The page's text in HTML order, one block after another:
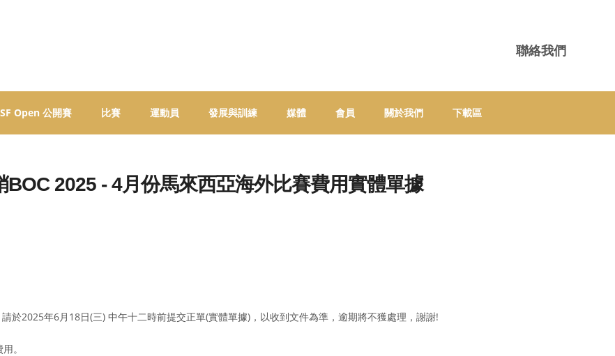
聯絡我們
Open 公開賽 比賽 運動員 發展與訓練 媒體 會員 關於我們 下載區
BOC 2025 - 4月份馬來西亞海外比賽費用實體單據
於2025年6月18日(三) 中午十二時前提交正單(實體單據)，以收到文件為準，逾期將不獲處理，謝謝!
。